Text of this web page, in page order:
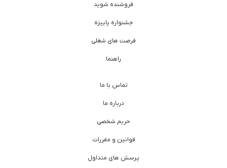
فروشنده شوید
جشنواره پاییزه
فرصت های شغلی
راهنما
تماس با ما
درباره ما
حریم شخصی
قوانین و مقررات
پرسش های متداول